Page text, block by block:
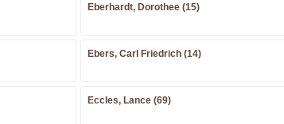
Eberhardt, Dorothee (15)
Ebers, Carl Friedrich (14)
Eccles, Lance (69)